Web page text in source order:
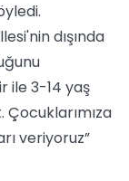
dışında
ile 3-14 yaş
veriyoruz”